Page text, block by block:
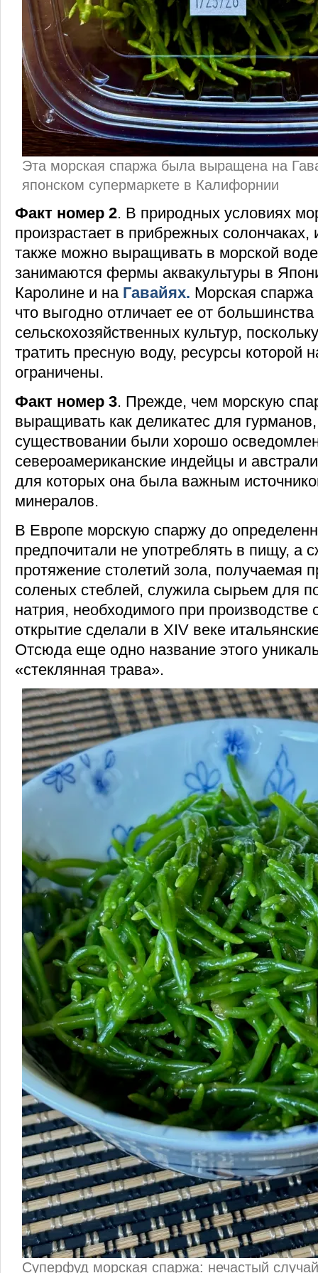
Эта морская спаржа была выращена на
японском супермаркете в Калифорнии
Факт номер 2. В природных условиях
произрастает в прибрежных
также можно выращивать в морской
занимаются фермы аквакультуры в
Каролине и на Гавайях. Морская спаржа
что выгодно отличает ее от большинства
сельскохозяйственных культур,
тратить пресную воду, ресурсы которой
ограничены.
Факт номер 3. Прежде, чем морскую
выращивать как деликатес для
существовании были хорошо
североамериканские индейцы и
для которых она была важным
минералов.
В Европе морскую спаржу до
предпочитали не употреблять в пищу, а
протяжение столетий зола, получаемая
соленых стеблей, служила сырьем для
натрия, необходимого при производстве
открытие сделали в XIV веке
Отсюда еще одно название этого
«стеклянная трава».
Суперфуд морская спаржа: нечастый